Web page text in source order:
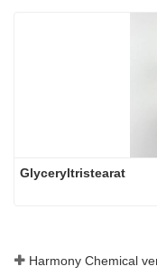
Glyceryltristearat